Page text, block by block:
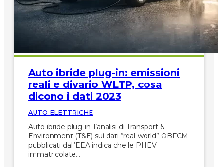
Auto ibride plug-in: emissioni
reali e divario WLTP, cosa
dicono i dati 2023
AUTO ELETTRICHE
Auto ibride plug-in: l’analisi di Transport &
Environment (T&E) sui dati “real-world” OBFCM
pubblicati dall’EEA indica che le PHEV
immatricolate…